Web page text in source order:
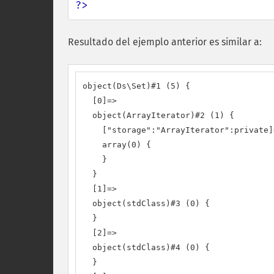
?>
Resultado del ejemplo anterior es similar a:
object(Ds\Set)#1 (5) {
  [0]=>
  object(ArrayIterator)#2 (1) {
    array(0) {
    }
  }
  [1]=>
  object(stdClass)#3 (0) {
  }
  [2]=>
  object(stdClass)#4 (0) {
  }